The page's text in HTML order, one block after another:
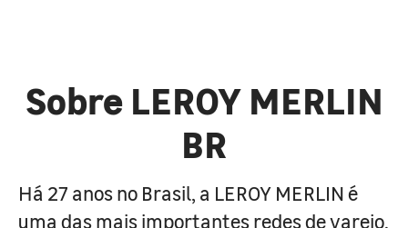
Sobre LEROY MERLIN
BR
Há 27 anos no Brasil, a LEROY MERLIN é
uma das mais importantes redes de varejo,